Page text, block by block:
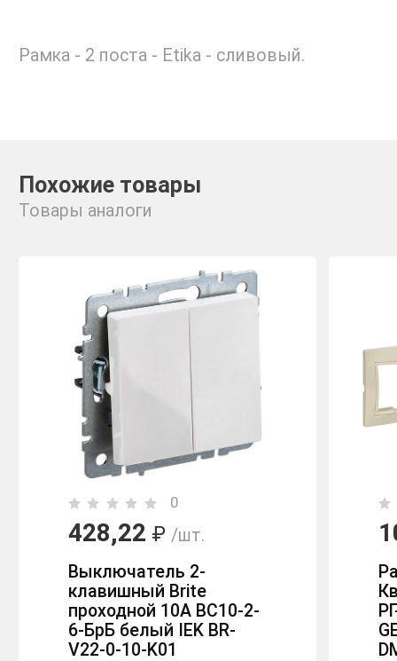
Рамка - 2 поста - Etika - сливовый.
Похожие товары
Товары аналоги
0
428,22 ₽ /шт.
Выключатель 2-
клавишный Brite
проходной 10А ВС10-2-
6-БрБ белый IEK BR-
V22-0-10-K01